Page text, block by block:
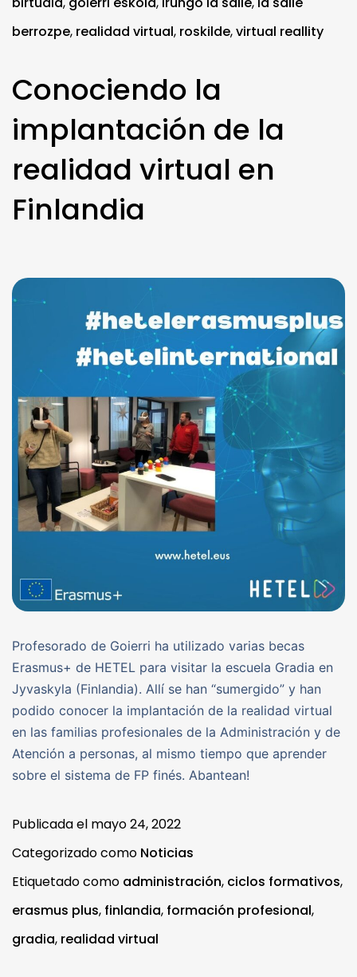
berrozpe, realidad virtual, roskilde,virtual reallity
Conociendo la
implantación de la
realidad virtual en
Finlandia
Profesorado de Goierri ha utilizado varias becas
Erasmus+ de HETEL para visitar la escuela Gradia en
Jyvaskyla (Finlandia). Allí se han “sumergido” y han
podido conocer la implantación de la realidad virtual
en las familias profesionales de la Administración y de
Atención a personas, al mismo tiempo que aprender
sobre el sistema de FP finés. Abantean!
Publicada el mayo 24, 2022
Categorizado como Noticias
Etiquetado como administración, ciclos formativos,
erasmus plus, finlandia, formación profesional,
gradia, realidad virtual